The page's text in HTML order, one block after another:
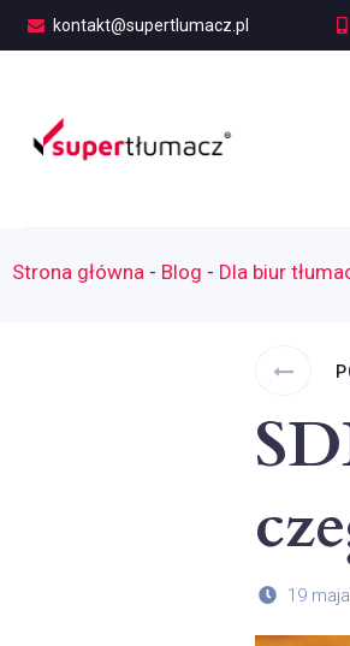
kontakt@supertlumacz.pl
Strona główna - Blog - Dla biur
19